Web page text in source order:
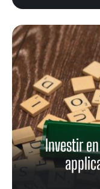
Investir